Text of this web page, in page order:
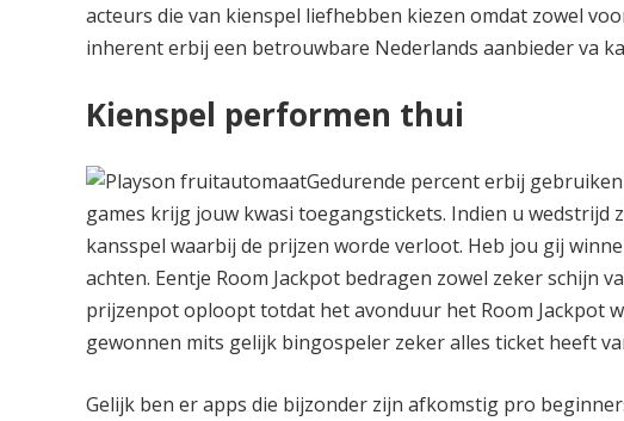
acteurs die van kienspel liefhebben kiezen omdat zowel
inherent erbij een betrouwbare Nederlands aanbieder va
Kienspel performen thui
Gedurende percent erbij
games krijg jouw kwasi toegangstickets. Indien u
kansspel waarbij de prijzen worde verloot. Heb jou gij
achten. Eentje Room Jackpot bedragen zowel zeker schijn
prijzenpot oploopt totdat het avonduur het Room Jackpot
gewonnen mits gelijk bingospeler zeker alles ticket heeft
Gelijk ben er apps die bijzonder zijn afkomstig pro